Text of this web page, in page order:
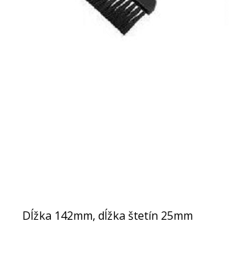
Dĺžka 142mm, dĺžka štetín 25mm